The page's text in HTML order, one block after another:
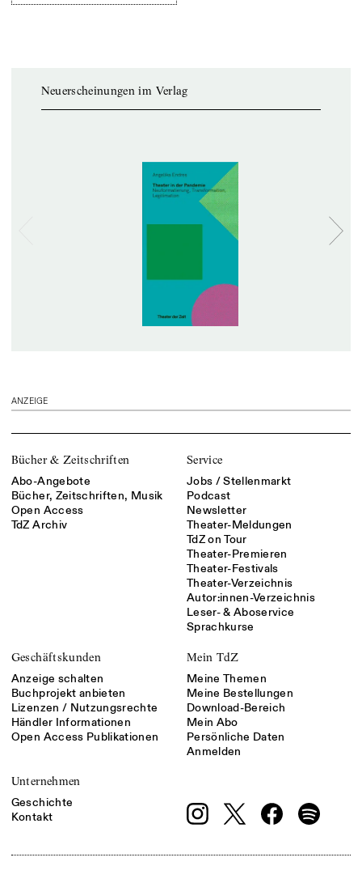
Neuerscheinungen im Verlag
ANZEIGE
Bücher & Zeitschriften
Abo-Angebote
Bücher, Zeitschriften, Musik
Open Access
TdZ Archiv
Service
Jobs / Stellenmarkt
Podcast
Newsletter
Theater-Meldungen
TdZ on Tour
Theater-Premieren
Theater-Festivals
Theater-Verzeichnis
Autor:innen-Verzeichnis
Leser- & Aboservice
Sprachkurse
Geschäftskunden
Anzeige schalten
Buchprojekt anbieten
Lizenzen / Nutzungsrechte
Händler Informationen
Open Access Publikationen
Mein TdZ
Meine Themen
Meine Bestellungen
Download-Bereich
Mein Abo
Persönliche Daten
Anmelden
Unternehmen
Geschichte
Kontakt